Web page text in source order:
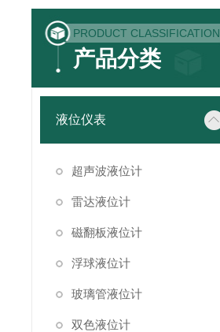
PRODUCT CLASSIFICATION
产品分类
液位仪表
超声波液位计
雷达液位计
磁翻板液位计
浮球液位计
玻璃管液位计
双色液位计